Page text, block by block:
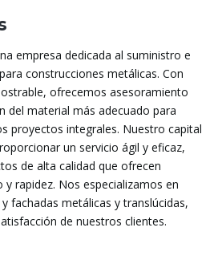
empresa dedicada al suministro e
construcciones metálicas. Con
ofrecemos asesoramiento
del material más adecuado para
proyectos integrales. Nuestro capital
un servicio ágil y eficaz,
de alta calidad que ofrecen
rapidez. Nos especializamos en
fachadas metálicas y translúcidas,
de nuestros clientes.